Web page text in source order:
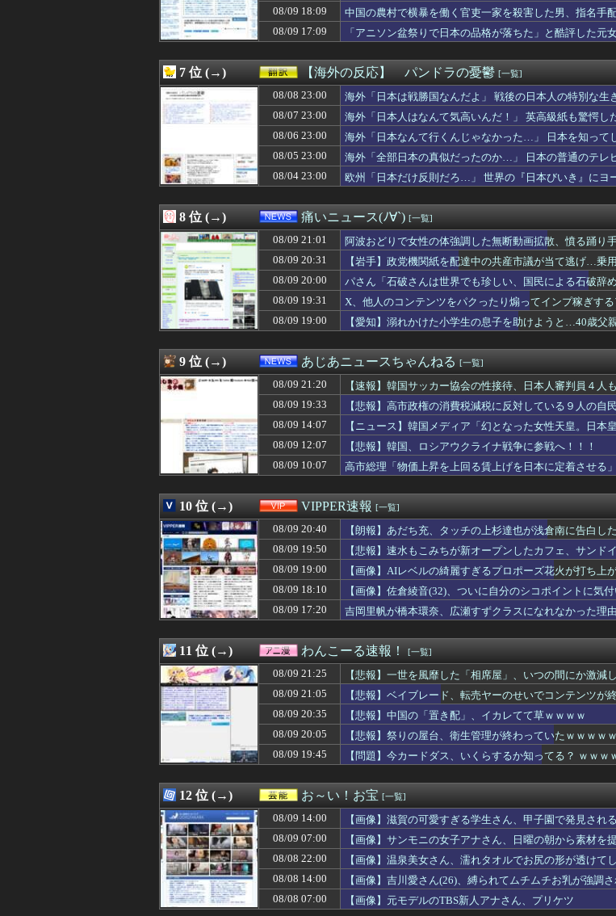
08/09 21:00
【緊急】AV業界、ぶっ壊れ最強が現れインフレ 環境崩壊ｗｗｗｗ
08/09 21:00
『嫁子は本当の娘だと思ってる』と言うウトメ。風邪で寝込んでいる
08/09 21:00
【画像】筒井あやめの質感、大変なことになってるって...
08/09 21:00
【悲報】ワイのバイク、バッテリーが上がる
08/09 21:00
【本能寺の変】明智は、自分が呼びかければ交流のあった家臣はみんな
08/09 21:00
【にじ甲2026】にじさんじ甲子園2026 本戦 Day2終了！看板賞うおお
08/09 21:00
【悲報】ショートスリーパー堀大輔さん、誹謗中傷コメントが1万件を
08/09 21:00
ドラマ関係者「漫画をドラマ化？脚本に糞アレンジ加えなきゃ」←これ
【学マス】雨上がりのアイリスの咲季のフィギュアちょっとドスケベ
08/09 21:00
自称ゲーマーの彼氏。同棲して知ったけど、どうやら全くゲームをク
08/09 21:00
子供「大きくなったら仮面ライダーになる！」
08/09 21:00
【悲報】最近の「物価」、上がりすぎて何も買えなくなるｗｗｗｗｗ
08/09 21:00
【恐怖】「写真撮っていい？」川へ誘ってきた怪しい男から逃げ切っ
08/09 21:00
【画像】野菜ってもうブロッコリーだけ食ってりゃええやんけ！ブロッ
08/09 21:00
【悲報】「ああァ、だまされちゃった。今度生れる時はアメリカへ生
08/09 21:00
【スイス】ブラッドマネー【ポーランドボール】
08/09 21:00
【艦これ】この間13年 長かったのか、短かったのか……
08/09 21:00
【画像】前原圭一の遺書、今見るとガチで意味不明すぎるwww
08/09 21:00
【東方】早苗が(推定)ニナちゃんに負けちゃったの惜しいなと思う
08/09 21:00
隣の椅子の背もたれに肘を置いてスロット打つ奴←これマジで意味分
08/09 21:00
【千葉】「波にさらわれ姿が見えない」八街市の男性（38）波にさら
08/09 21:00
「あれは葉っぱの水でしょ」息子の妻が私の紅茶だけ絶対に買ってこな
08/09 21:00
【海外の反応】NPBのパ・リーグで外国人の観客数が増えているらし
08/09 21:00
【海外の反応】日本のブレない支援姿勢に驚嘆！被災地の炊き出しを巡
韓国人「北中米W杯は”金銭の祭典”！32強進出で1億3000万円もらえる
【朗報】韓国人「日本のシャーペン、20年ずっと1位から動かない」
08/09 21:00
韓国人、登山しまくっていた…国民の３５％が登山人口
08/09 21:00
RPGのストーリーに恋とか愛とかいらなくね？
08/09 20:58
【朗報】AKBメンバーのグルメ＆温泉＆プールロケ番組ｷﾀ
08/09 20:58
【悲報】日本人艦これ絵師さん、AI絵だと誹謗中傷され筆を折ってし
08/09 20:57
ドラマ「親愛なる夫へ」を語ろう
08/09 20:57
カル・ローリーさん、故障者リスト入り前の打率.161から驚きの数字
08/09 20:55
上原浩治「250Sで名球会入りは甘い。300か350に上げてもいい」
08/09 20:55
モバP「トリクロマティック・ナチュレの広報戦略」
08/09 20:55
返却査定の厳格化…ソフトバンク、端末2年レンタル改悪へ“塗装はがれ
08/09 20:52
【悲報】コメ農家さん「今年は安くなりすぎ」「こんな値段じゃ米作り
08/09 20:52
【試合実況】[2026/8/9]DeNAベイスターズ３－０広島カープ 完封リ
08/09 20:50
DeNA・度会隆輝、危ない！プレーヤーあるある「細かいルール知らな
08/09 20:50
【困惑】50歳の不倫男が中高生みたいな恋愛ごっこ？その理由がコレ
08/09 20:47
雑草🌿あるある
08/09 20:47
【悲報】久々にジモティーゲェジさんと会った・・・・・・・・・
08/09 20:47
【悲報】ちいかわ破局、爆誕ｗｗｗｗｗｗｗｗｗ
08/09 20:47
うちは大震災の被災地だが、トメに「息子は今大変だから、頼らない
08/09 20:47
【うざい】義弟嫁が2年間の育休を経て時短で職場復帰する。義弟嫁「
08/09 20:46
【画像】Iカップ山田あい、衝撃の貝殻ビキニ姿解禁wwwwwwグラビア
本当に本当の事を言って欲しい
【J2第1節 いわき×今治】いわきがJ2リーグで初の開幕戦勝利！エース熊
08/09 20:45
【DeNA対広島18回戦】DeNAが広島に同一カード3連勝 今季10度目の
08/09 20:44
パさん「ネトウヨは外国人は法律を守れと言うが、憲法違反をしている
08/09 20:43
「Esports World Cup 2026」鉄拳8部門まとめ。LCQから勝...
08/09 20:42
【絶望】魔法、ドラゴン、宇宙船←全部現実にはない寂しさ・・・・・
08/09 20:40
｢真夏の全国ツアー 2026 福岡公演 day2・吉田綾乃クリスティー卒業セ
08/09 20:40
【PICKUP】熊本県知事「報道に強い不満・苦情が寄せられている」
08/09 20:40
【悲報】アニソン盆踊り、有名女優に冷笑されてしまう
08/09 20:40
【朗報】日本代表MF佐野航大、同じPSVだが堂安を超える評価ｗｗｗ
08/09 20:40
【朗報】あだち充、タッチの上杉達也が浅倉南に告白したシーンを完全
08/09 20:40
【旅行】ひとり旅とかいう20代までしか絵にならないヤツ
結果……
08/09 18:09
中国の農村で横暴を働く官吏一家を殺害した男、指名
08/09 17:09
「アニソン盆祭りで日本の品格が落ちた」と酷評した
7 位 (→) 【海外の反応】 パンドラの憂鬱 [一覧]
08/08 23:00
海外「日本は戦勝国なんだよ」 戦後の日本人の特別な生
08/07 23:00
海外「日本人はなんて気高いんだ！」 英高級紙も驚愕し
08/06 23:00
海外「日本なんて行くんじゃなかった…」 日本を知って
08/05 23:00
海外「全部日本の真似だったのか…」 日本の普通のテレ
08/04 23:00
欧州「日本だけ反則だろ…」 世界の『日本びいき』にヨ
8 位 (→) 痛いニュース(ﾉ∀`) [一覧]
08/09 21:01
阿波おどりで女性の体強調した無断動画拡散、憤る踊
08/09 20:31
【岩手】政党機関紙を配達中の共産市議が当て逃げ…
古
08/09 20:00
パさん「石破さんは世界でも珍しい、国民による石破辞
08/09 19:31
X、他人のコンテンツをパクったり煽ってインプ稼ぎす
08/09 19:00
【愛知】溺れかけた小学生の息子を助けようと…40歳
9 位 (→) あじあニュースちゃんねる [一覧]
08/09 21:20
【速報】韓国サッカー協会の性接待、日本人審判員４人
08/09 19:33
【悲報】高市政権の消費税減税に反対している９人の
08/09 14:07
【ニュース】韓国メディア「幻となった女性天皇。日本
08/09 12:07
【悲報】韓国、ロシアウクライナ戦争に参戦へ！！！
08/09 10:07
高市総理「物価上昇を上回る賃上げを日本に定着させる
10 位 (→) VIPPER速報 [一覧]
08/09 20:40
【朗報】あだち充、タッチの上杉達也が浅倉南に告白し
08/09 19:50
【悲報】速水もこみちが新オープンしたカフェ、サンド
08/09 19:00
【画像】AIレベルの綺麗すぎるプロポーズ花火が打ち上
08/09 18:10
【画像】佐倉綾音(32)、ついに自分のシコポイントに気
08/09 17:20
吉岡里帆が橋本環奈、広瀬すずクラスになれなかった理
11 位 (→) わんこーる速報！ [一覧]
08/09 21:25
【悲報】一世を風靡した「相席屋」、いつの間にか激減
08/09 21:05
【悲報】ベイブレード、転売ヤーのせいでコンテンツが
08/09 20:35
【悲報】中国の「置き配」、イカレてて草ｗｗｗｗ
08/09 20:05
【悲報】祭りの屋台、衛生管理が終わっていたｗｗｗｗｗ
08/09 19:45
【問題】今カードダス、いくらするか知ってる？ ｗｗｗ
12 位 (→) お～い！お宝 [一覧]
08/09 14:00
【画像】滋賀の可愛すぎる学生さん、甲子園で発見される
08/09 07:00
【画像】サンモニの女子アナさん、日曜の朝から素材を
08/08 22:00
【画像】温泉美女さん、濡れタオルでお尻の形が透けて
08/08 14:00
【画像】吉川愛さん(26)、縛られてムチムチお乳が強調
08/08 07:00
【画像】元モデルのTBS新人アナさん、プリケツ